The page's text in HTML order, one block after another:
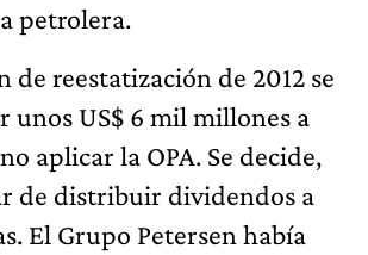
petrolera.
de reestatización de 2012 se
unos US$ 6 mil millones a
aplicar la OPA. Se decide,
de distribuir dividendos a
El Grupo Petersen había